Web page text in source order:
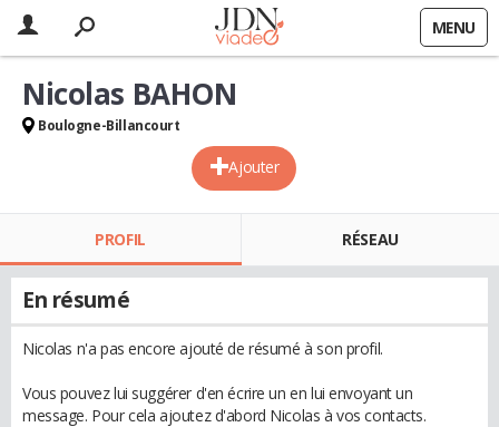
MENU
Ajouter
Nicolas BAHON
Boulogne-Billancourt
PROFIL RÉSEAU
En résumé
Nicolas n'a pas encore ajouté de résumé à son profil.
Vous pouvez lui suggérer d'en écrire un en lui envoyant un
message. Pour cela ajoutez d'abord Nicolas à vos contacts.